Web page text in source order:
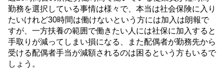
勤務を選択している事情は様々で、本当は社会保険に入り
たいけれど30時間は働けないという方には加入は朗報で
すが、一方扶養の範囲で働きたい人には社保に加入すると
手取りが減ってしまい損になる、また配偶者が勤務先から
受ける配偶者手当が減額されるのは困るという方もいるで
しょう。